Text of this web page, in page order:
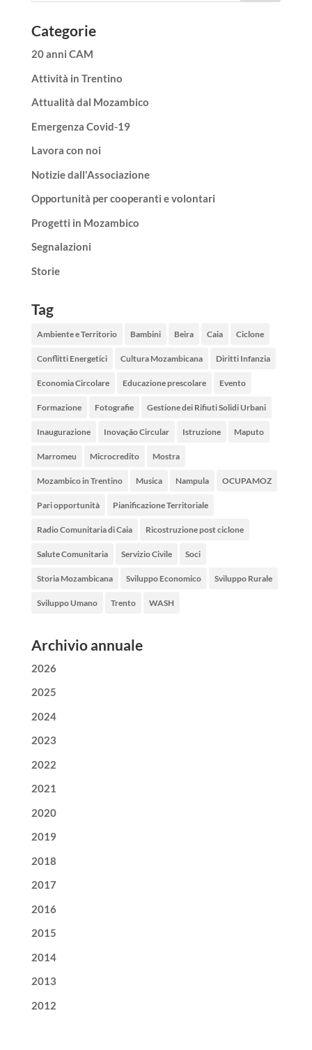
Categorie
20 anni CAM
Attività in Trentino
Attualità dal Mozambico
Emergenza Covid-19
Lavora con noi
Notizie dall'Associazione
Opportunità per cooperanti e volontari
Progetti in Mozambico
Segnalazioni
Storie
Tag
Ambiente e Territorio Bambini Beira Caia Ciclone
Conflitti Energetici Cultura Mozambicana Diritti Infanzia
Economia Circolare Educazione prescolare Evento
Formazione Fotografie Gestione dei Rifiuti Solidi Urbani
Inaugurazione Inovação Circular Istruzione Maputo
Marromeu Microcredito Mostra
Mozambico in Trentino Musica Nampula OCUPAMOZ
Pari opportunità Pianificazione Territoriale
Radio Comunitaria di Caia Ricostruzione post ciclone
Salute Comunitaria Servizio Civile Soci
Storia Mozambicana Sviluppo Economico Sviluppo Rurale
Sviluppo Umano Trento WASH
Archivio annuale
2026
2025
2024
2023
2022
2021
2020
2019
2018
2017
2016
2015
2014
2013
2012